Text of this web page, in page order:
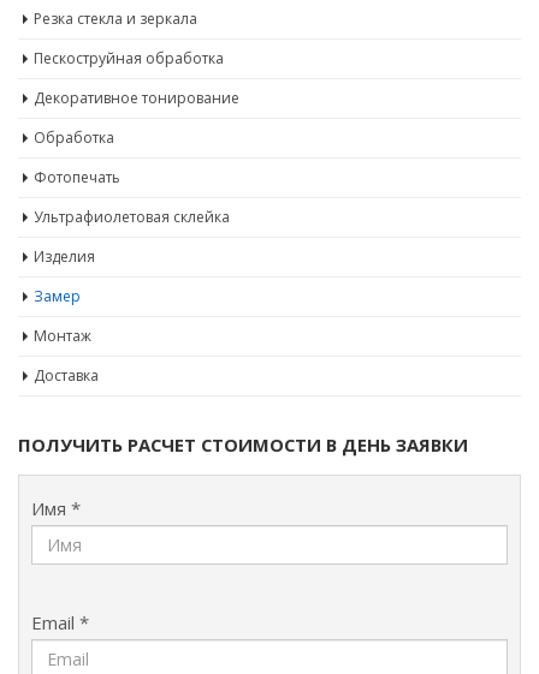
Резка стекла и зеркала
Пескоструйная обработка
Декоративное тонирование
Обработка
Фотопечать
Ультрафиолетовая склейка
Изделия
Замер
Монтаж
Доставка
ПОЛУЧИТЬ РАСЧЕТ СТОИМОСТИ В ДЕНЬ ЗАЯВКИ
Имя *
Email *